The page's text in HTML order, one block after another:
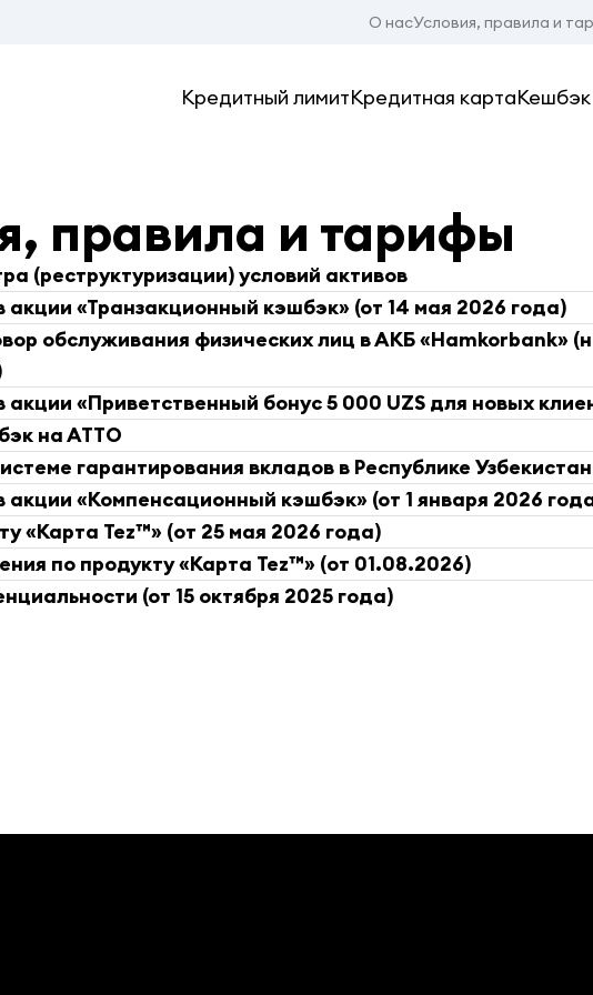
О насУсловия, правила и
Кредитный лимитКредитная картаКешбэк
правила и тарифы
(реструктуризации) условий активов
акции «Транзакционный кэшбэк» (от 14 мая 2026 года)
обслуживания физических лиц в АКБ «Hamkorbank»
акции «Приветственный бонус 5 000 UZS для новых
на АТТО
гарантирования вкладов в Республике Узбекистан
акции «Компенсационный кэшбэк» (от 1 января 2026
«Карта Tez™» (от 25 мая 2026 года)
по продукту «Карта Tez™» (от 01.08.2026)
(от 15 октября 2025 года)